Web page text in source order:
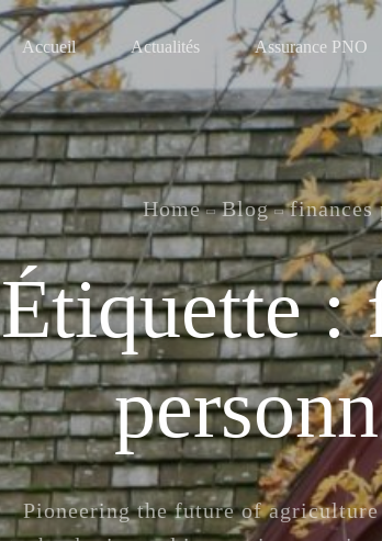
Accueil Actualités Assurance PNO
Home Blog finances
Étiquette :
Pioneering the future of